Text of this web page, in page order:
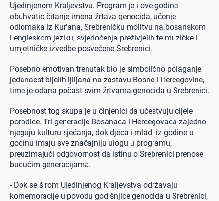
Ujedinjenom Kraljevstvu. Program je i ove godine
obuhvatio čitanje imena žrtava genocida, učenje
odlomaka iz Kur'ana, Srebreničku molitvu na bosanskom
i engleskom jeziku, svjedočenja preživjelih te muzičke i
umjetničke izvedbe posvećene Srebrenici.
Posebno emotivan trenutak bio je simbolično polaganje
jedanaest bijelih ljiljana na zastavu Bosne i Hercegovine,
time je odana počast svim žrtvama genocida u Srebrenici.
Posebnost tog skupa je u činjenici da učestvuju cijele
porodice. Tri generacije Bosanaca i Hercegovaca zajedno
njeguju kulturu sjećanja, dok djeca i mladi iz godine u
godinu imaju sve značajniju ulogu u programu,
preuzimajući odgovornost da istinu o Srebrenici prenose
budućim generacijama.
- Dok se širom Ujedinjenog Kraljevstva održavaju
komemoracije u povodu godišnjice genocida u Srebrenici,